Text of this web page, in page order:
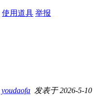
使用道具 举报
youdaofa 发表于 2026-5-